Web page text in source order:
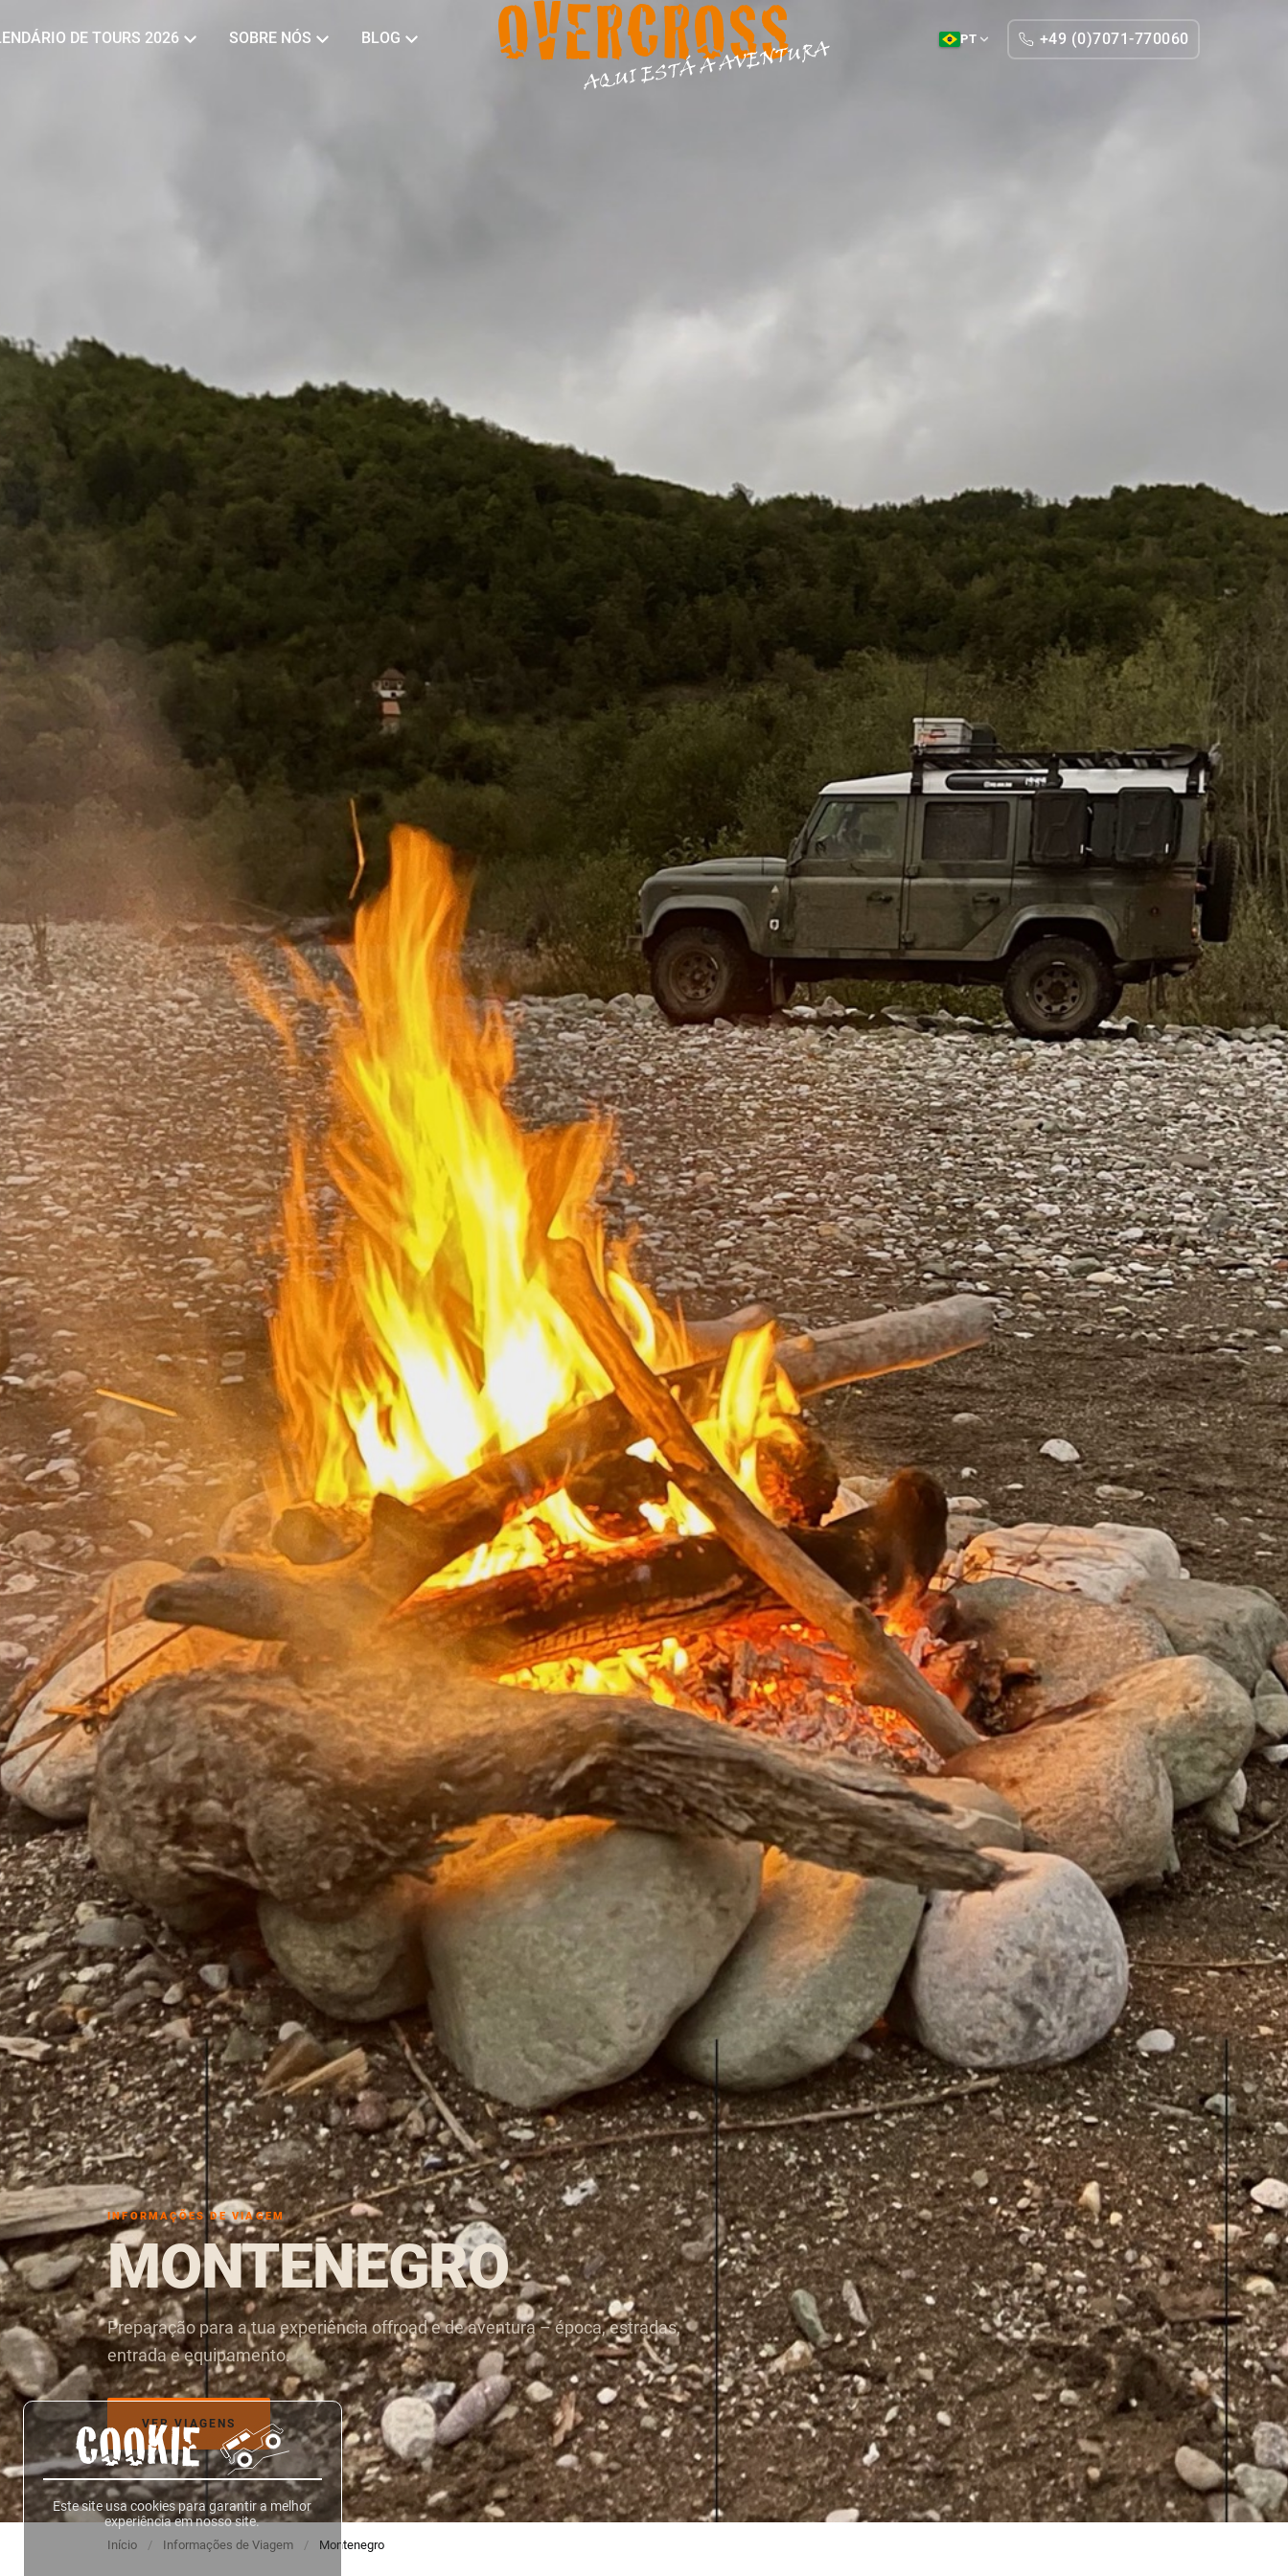
COOKIE
Este site usa cookies para garantir a melhor
experiência em nosso site.
DE TOURS 2026 SOBRE NÓS BLOG OVERCROSS
AQUI ESTÁ A AVENTURA PT +49 (0)7071-770060
INFORMAÇÕES DE VIAGEM
MONTENEGRO
Preparação para a tua experiência offroad e de aventura – época, estradas,
entrada e equipamento.
VER VIAGENS
Início / Informações de Viagem / Montenegro